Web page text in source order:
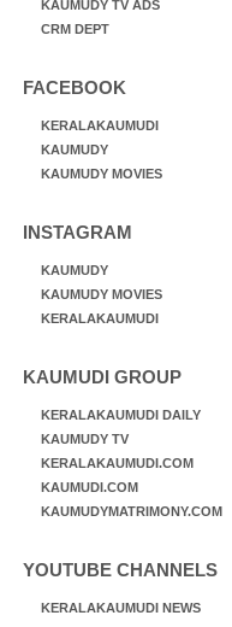
KAUMUDY TV ADS
CRM DEPT
FACEBOOK
KERALAKAUMUDI
KAUMUDY
KAUMUDY MOVIES
INSTAGRAM
KAUMUDY
KAUMUDY MOVIES
KERALAKAUMUDI
KAUMUDI GROUP
KERALAKAUMUDI DAILY
KAUMUDY TV
KERALAKAUMUDI.COM
KAUMUDI.COM
KAUMUDYMATRIMONY.COM
YOUTUBE CHANNELS
KERALAKAUMUDI NEWS